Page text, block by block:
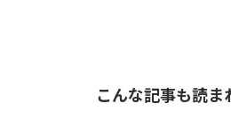
こんな記事も読ま